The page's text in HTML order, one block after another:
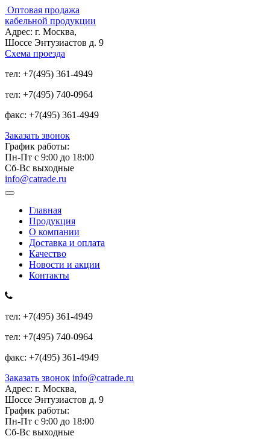
Оптовая продажа
кабельной продукции
Адрес: г. Москва,
Шоссе Энтузиастов д. 9
Схема проезда
тел: +7(495) 361-4949
тел: +7(495) 740-0964
факс: +7(495) 361-4949
Заказать звонок
График работы:
Пн-Пт с 9:00 до 18:00
Сб-Вс выходные
info@catrade.ru
Главная
Продукция
О компании
Доставка и оплата
Качество
Новости и акции
Контакты
тел: +7(495) 361-4949
тел: +7(495) 740-0964
факс: +7(495) 361-4949
Заказать звонок info@catrade.ru
Адрес: г. Москва,
Шоссе Энтузиастов д. 9
График работы:
Пн-Пт с 9:00 до 18:00
Сб-Вс выходные